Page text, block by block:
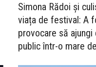
Simona Rădoi și
viața de festival: A
provocare să
public într-o mare